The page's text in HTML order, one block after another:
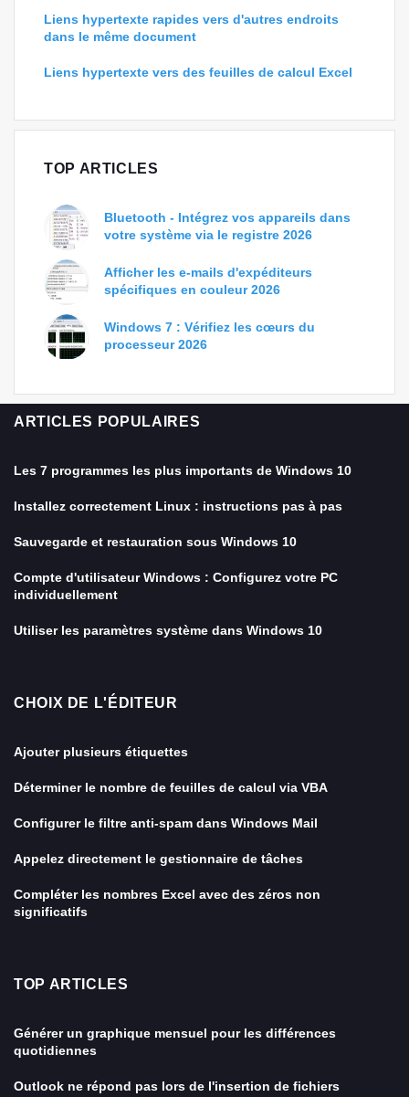
Liens hypertexte rapides vers d'autres endroits
dans le même document
Liens hypertexte vers des feuilles de calcul Excel
TOP ARTICLES
Bluetooth - Intégrez vos appareils dans
votre système via le registre 2026
Afficher les e-mails d'expéditeurs
spécifiques en couleur 2026
Windows 7 : Vérifiez les cœurs du
processeur 2026
ARTICLES POPULAIRES
Les 7 programmes les plus importants de Windows 10
Installez correctement Linux : instructions pas à pas
Sauvegarde et restauration sous Windows 10
Compte d'utilisateur Windows : Configurez votre PC
individuellement
Utiliser les paramètres système dans Windows 10
CHOIX DE L'ÉDITEUR
Ajouter plusieurs étiquettes
Déterminer le nombre de feuilles de calcul via VBA
Configurer le filtre anti-spam dans Windows Mail
Appelez directement le gestionnaire de tâches
Compléter les nombres Excel avec des zéros non
significatifs
TOP ARTICLES
Générer un graphique mensuel pour les différences
quotidiennes
Outlook ne répond pas lors de l'insertion de fichiers